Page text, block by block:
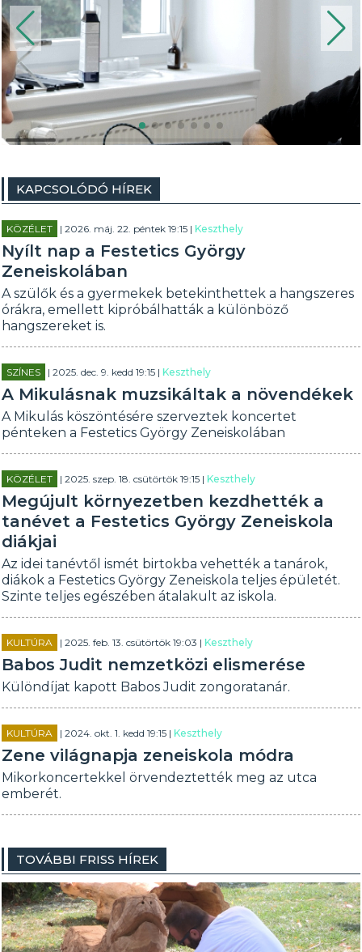
KAPCSOLÓDÓ HÍREK
KÖZÉLET | 2026. máj. 22. péntek 19:15 |Keszthely
Nyílt nap a Festetics György
Zeneiskolában
A szülők és a gyermekek betekinthettek a hangszeres
órákra, emellett kipróbálhatták a különböző
hangszereket is.
SZÍNES | 2025. dec. 9. kedd 19:15 |Keszthely
A Mikulásnak muzsikáltak a növendékek
A Mikulás köszöntésére szerveztek koncertet
pénteken a Festetics György Zeneiskolában
KÖZÉLET | 2025. szep. 18. csütörtök 19:15 |Keszthely
Megújult környezetben kezdhették a
tanévet a Festetics György Zeneiskola
diákjai
Az idei tanévtől ismét birtokba vehették a tanárok,
diákok a Festetics György Zeneiskola teljes épületét.
Szinte teljes egészében átalakult az iskola.
KULTÚRA | 2025. feb. 13. csütörtök 19:03 |Keszthely
Babos Judit nemzetközi elismerése
Különdíjat kapott Babos Judit zongoratanár.
KULTÚRA | 2024. okt. 1. kedd 19:15 |Keszthely
Zene világnapja zeneiskola módra
Mikorkoncertekkel örvendeztették meg az utca
emberét.
TOVÁBBI FRISS HÍREK